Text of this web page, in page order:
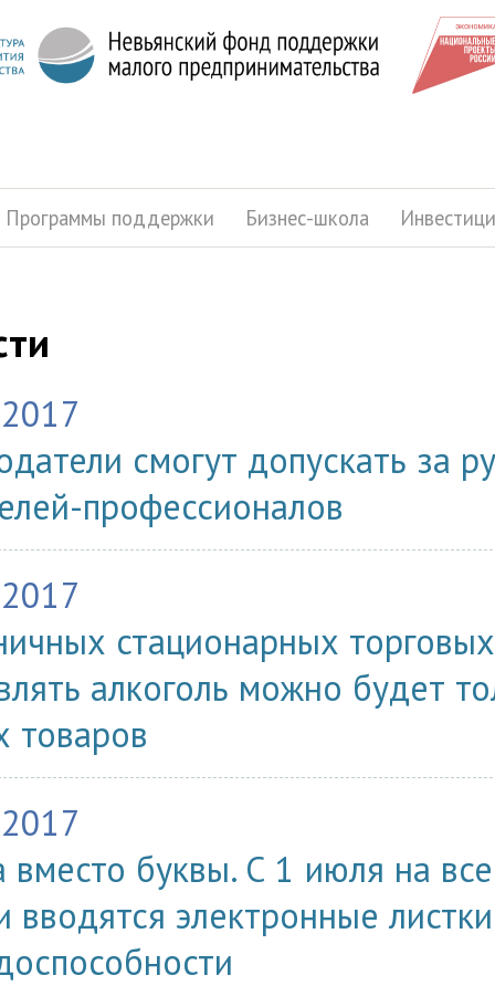
Программы поддержки Бизнес-школа
смогут допускать за
профессионалов
стационарных
алкоголь можно будет
товаров
буквы. С 1 июля на
вводятся электронные